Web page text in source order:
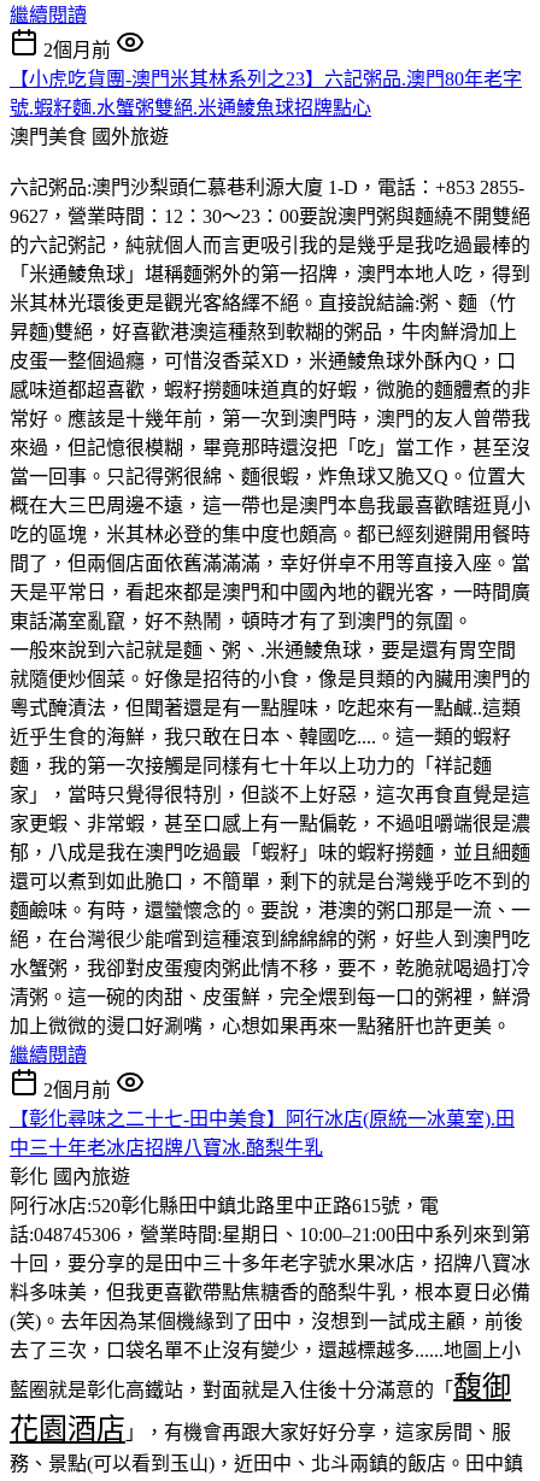
繼續閱讀
2個月前
【小虎吃貨團-澳門米其林系列之23】六記粥品.澳門80年老字
號.蝦籽麵.水蟹粥雙絕.米通鯪魚球招牌點心
澳門美食 國外旅遊
六記粥品:澳門沙梨頭仁慕巷利源大廈 1-D，電話：+853 2855-
9627，營業時間：12：30～23：00要說澳門粥與麵繞不開雙絕
的六記粥記，純就個人而言更吸引我的是幾乎是我吃過最棒的
「米通鯪魚球」堪稱麵粥外的第一招牌，澳門本地人吃，得到
米其林光環後更是觀光客絡繹不絕。直接說結論:粥、麵（竹
昇麵)雙絕，好喜歡港澳這種熬到軟糊的粥品，牛肉鮮滑加上
皮蛋一整個過癮，可惜沒香菜XD，米通鯪魚球外酥內Q，口
感味道都超喜歡，蝦籽撈麵味道真的好蝦，微脆的麵體煮的非
常好。應該是十幾年前，第一次到澳門時，澳門的友人曾帶我
來過，但記憶很模糊，畢竟那時還沒把「吃」當工作，甚至沒
當一回事。只記得粥很綿、麵很蝦，炸魚球又脆又Q。位置大
概在大三巴周邊不遠，這一帶也是澳門本島我最喜歡瞎逛覓小
吃的區塊，米其林必登的集中度也頗高。都已經刻避開用餐時
間了，但兩個店面依舊滿滿滿，幸好併卓不用等直接入座。當
天是平常日，看起來都是澳門和中國內地的觀光客，一時間廣
東話滿室亂竄，好不熱鬧，頓時才有了到澳門的氛圍。
一般來說到六記就是麵、粥、.米通鯪魚球，要是還有胃空間
就隨便炒個菜。好像是招待的小食，像是貝類的內臟用澳門的
粵式醃漬法，但聞著還是有一點腥味，吃起來有一點鹹..這類
近乎生食的海鮮，我只敢在日本、韓國吃....。這一類的蝦籽
麵，我的第一次接觸是同樣有七十年以上功力的「祥記麵
家」，當時只覺得很特別，但談不上好惡，這次再食直覺是這
家更蝦、非常蝦，甚至口感上有一點偏乾，不過咀嚼端很是濃
郁，八成是我在澳門吃過最「蝦籽」味的蝦籽撈麵，並且細麵
還可以煮到如此脆口，不簡單，剩下的就是台灣幾乎吃不到的
麵鹼味。有時，還蠻懷念的。要說，港澳的粥口那是一流、一
絕，在台灣很少能嚐到這種滾到綿綿綿的粥，好些人到澳門吃
水蟹粥，我卻對皮蛋瘦肉粥此情不移，要不，乾脆就喝過打冷
清粥。這一碗的肉甜、皮蛋鮮，完全煨到每一口的粥裡，鮮滑
加上微微的燙口好涮嘴，心想如果再來一點豬肝也許更美。
繼續閱讀
2個月前
【彰化尋味之二十七-田中美食】阿行冰店(原統一冰菓室).田
中三十年老冰店招牌八寶冰.酪梨牛乳
彰化 國內旅遊
阿行冰店:520彰化縣田中鎮北路里中正路615號，電
話:048745306，營業時間:星期日、10:00–21:00田中系列來到第
十回，要分享的是田中三十多年老字號水果冰店，招牌八寶冰
料多味美，但我更喜歡帶點焦糖香的酪梨牛乳，根本夏日必備
(笑)。去年因為某個機緣到了田中，沒想到一試成主顧，前後
去了三次，口袋名單不止沒有變少，還越標越多......地圖上小
藍圈就是彰化高鐵站，對面就是入住後十分滿意的「 馥御
花園酒店 」，有機會再跟大家好好分享，這家房間、服
務、景點(可以看到玉山)，近田中、北斗兩鎮的飯店。田中鎮